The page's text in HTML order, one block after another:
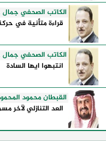
الكاتب الصحفي
قراءة متأنية في حركة
الكاتب الصحفي
انتبهوا ايها السادة
القبطان محمود
العد التنازلي لآخر